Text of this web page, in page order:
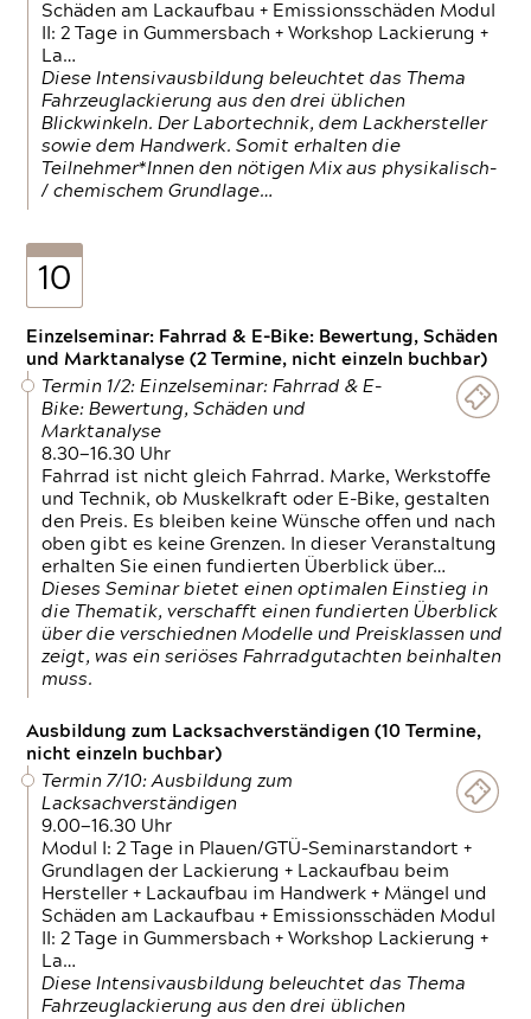
Schäden am Lackaufbau + Emissionsschäden Modul
II: 2 Tage in Gummersbach + Workshop Lackierung +
La…
Diese Intensivausbildung beleuchtet das Thema
Fahrzeuglackierung aus den drei üblichen
Blickwinkeln. Der Labortechnik, dem Lackhersteller
sowie dem Handwerk. Somit erhalten die
Teilnehmer*Innen den nötigen Mix aus physikalisch-
/ chemischem Grundlage…
10
Einzelseminar: Fahrrad & E-Bike: Bewertung, Schäden
und Marktanalyse (2 Termine, nicht einzeln buchbar)
Termin 1/2: Einzelseminar: Fahrrad & E-
Bike: Bewertung, Schäden und
Marktanalyse
8.30—16.30 Uhr
Fahrrad ist nicht gleich Fahrrad. Marke, Werkstoffe
und Technik, ob Muskelkraft oder E-Bike, gestalten
den Preis. Es bleiben keine Wünsche offen und nach
oben gibt es keine Grenzen. In dieser Veranstaltung
erhalten Sie einen fundierten Überblick über…
Dieses Seminar bietet einen optimalen Einstieg in
die Thematik, verschafft einen fundierten Überblick
über die verschiednen Modelle und Preisklassen und
zeigt, was ein seriöses Fahrradgutachten beinhalten
muss.
Ausbildung zum Lacksachverständigen (10 Termine,
nicht einzeln buchbar)
Termin 7/10: Ausbildung zum
Lacksachverständigen
9.00—16.30 Uhr
Modul I: 2 Tage in Plauen/GTÜ-Seminarstandort +
Grundlagen der Lackierung + Lackaufbau beim
Hersteller + Lackaufbau im Handwerk + Mängel und
Schäden am Lackaufbau + Emissionsschäden Modul
II: 2 Tage in Gummersbach + Workshop Lackierung +
La…
Diese Intensivausbildung beleuchtet das Thema
Fahrzeuglackierung aus den drei üblichen